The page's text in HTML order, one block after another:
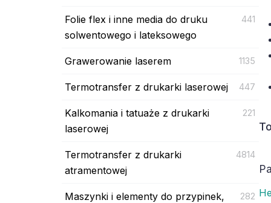
Folie flex i inne media do druku
solwentowego i lateksowego
441
Grawerowanie laserem 1135
Termotransfer z drukarki laserowej 447
Kalkomania i tatuaże z drukarki
laserowej
221
Termotransfer z drukarki
atramentowej
4814
Maszynki i elementy do przypinek,
282